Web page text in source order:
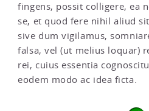
fingens, possit colligere, ea
se, et quod fere nihil aliud
sive dum vigilamus,
falsa, vel (ut melius loquar)
rei, cuius essentia
eodem modo ac idea ficta.